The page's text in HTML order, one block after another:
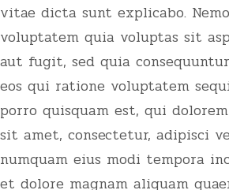
vitae dicta sunt explicabo.
voluptatem quia voluptas sit
aut fugit, sed quia
eos qui ratione voluptatem
porro quisquam est, qui
sit amet, consectetur, adipisci
numquam eius modi tempora
et dolore magnam aliquam